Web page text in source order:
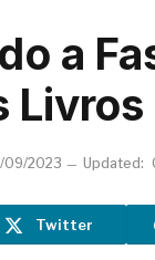
a
09/2023 Updated:
Twitter